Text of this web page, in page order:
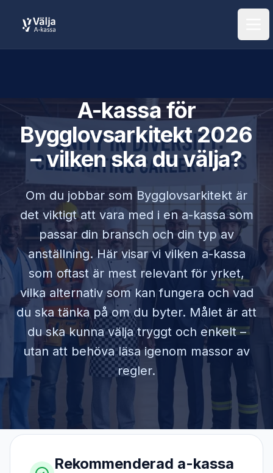
A-kassa för
Bygglovsarkitekt2026
– vilken ska du välja?
Om du jobbar som Bygglovsarkitekt är
det viktigt att vara med i en a-kassa som
passar din bransch och din typ av
anställning. Här visar vi vilken a-kassa
som oftast är mest relevant för yrket,
vilka alternativ som kan fungera och vad
du ska tänka på om du byter. Målet är att
du ska kunna välja tryggt och enkelt –
utan att behöva läsa igenom massor av
regler.
Rekommenderad a-kassa